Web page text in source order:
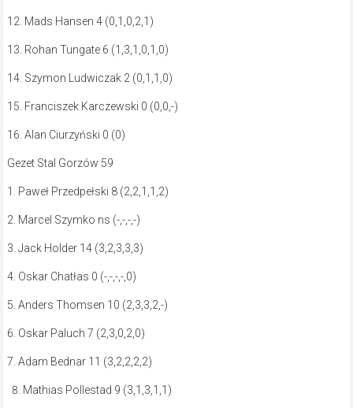
12. Mads Hansen 4 (0,1,0,2,1)
13. Rohan Tungate 6 (1,3,1,0,1,0)
14. Szymon Ludwiczak 2 (0,1,1,0)
15. Franciszek Karczewski 0 (0,0,-)
16. Alan Ciurzyński 0 (0)
Gezet Stal Gorzów 59
1. Paweł Przedpełski 8 (2,2,1,1,2)
2. Marcel Szymko ns (-,-,-,-)
3. Jack Holder 14 (3,2,3,3,3)
4. Oskar Chatłas 0 (-,-,-,-,0)
5. Anders Thomsen 10 (2,3,3,2,-)
6. Oskar Paluch 7 (2,3,0,2,0)
7. Adam Bednar 11 (3,2,2,2,2)
Mathias Pollestad 9 (3,1,3,1,1)